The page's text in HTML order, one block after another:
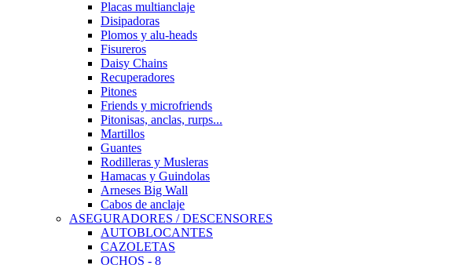
Placas multianclaje
Disipadoras
Plomos y alu-heads
Fisureros
Daisy Chains
Recuperadores
Pitones
Friends y microfriends
Pitonisas, anclas, rurps...
Martillos
Guantes
Rodilleras y Musleras
Hamacas y Guindolas
Arneses Big Wall
Cabos de anclaje
ASEGURADORES / DESCENSORES
AUTOBLOCANTES
CAZOLETAS
OCHOS - 8